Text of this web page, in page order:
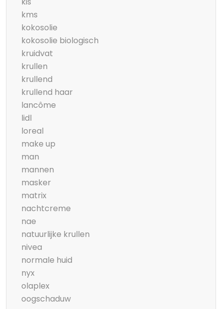
kms
kokosolie
kokosolie biologisch
kruidvat
krullen
krullend
krullend haar
lancôme
lidl
loreal
make up
man
mannen
masker
matrix
nachtcreme
nae
natuurlijke krullen
nivea
normale huid
nyx
olaplex
oogschaduw